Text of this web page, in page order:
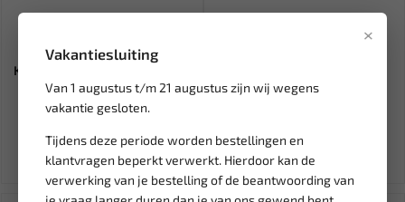
×
Vakantiesluiting
Van 1 augustus t/m 21 augustus zijn wij wegens
vakantie gesloten.
Tijdens deze periode worden bestellingen en
klantvragen beperkt verwerkt. Hierdoor kan de
verwerking van je bestelling of de beantwoording van
WEBER TOOLS 1/2''
Krachtdoppen set 13 delig (12-
ka...
41,04
48,28